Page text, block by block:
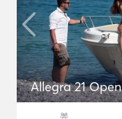
Allegra 21 Open